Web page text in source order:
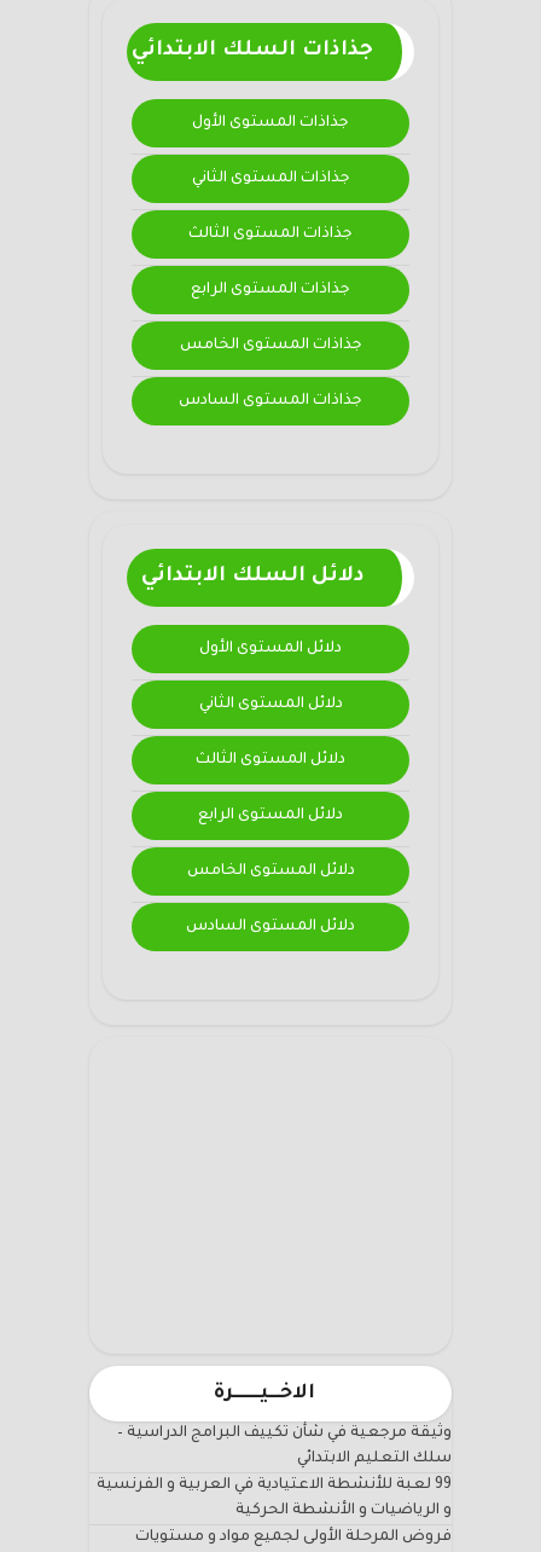
جذاذات السلك الابتدائي
جذاذات المستوى الأول
جذاذات المستوى الثاني
جذاذات المستوى الثالث
جذاذات المستوى الرابع
جذاذات المستوى الخامس
جذاذات المستوى السادس
دلائل السلك الابتدائي
دلائل المستوى الأول
دلائل المستوى الثاني
دلائل المستوى الثالث
دلائل المستوى الرابع
دلائل المستوى الخامس
دلائل المستوى السادس
الاخـــيـــــــرة
وثيقة مرجعية في شأن تكييف البرامج الدراسية –
سلك التعليم الابتدائي
99 لعبة للأنشطة الاعتيادية في العربية و الفرنسية
و الرياضيات و الأنشطة الحركية
فروض المرحلة الأولى لجميع مواد و مستويات